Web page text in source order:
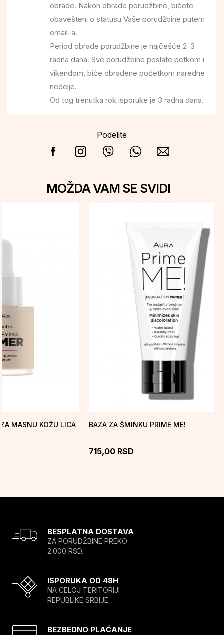
obrade. Nakon obrade porudžbine, bićete
obavešteni o statusu Vaše porudžbine putem
email-a.
Period obrade porudžbine je najčešće 2-3
radna dana. Sve porudžbine poslate petkom i
vikendom, biće obrađene početkom naredne
nedelje.
Od tog trenutka rok isporuke je 3 radna dana.
Podelite
MOŽDA VAM SE SVIDI
MASNU KOŽU LICA BAZA ZA ŠMINKU PRIME ME!
715,00 RSD
BESPLATNA DOSTAVA
ZA PORUDŽBINE PREKO
2.000 RSD.
ISPORUKA OD 48H
NA CELOJ TERITORIJI
REPUBLIKE SRBIJE
BEZBEDNO PLAĆANJE